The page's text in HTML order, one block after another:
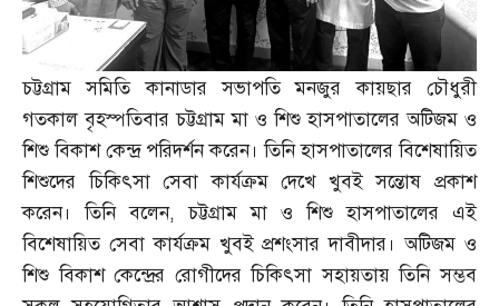
চট্টগ্রাম সমিতি কানাডার সভাপতি মনজুর কায়ছার চৌধুরী
গতকাল বৃহস্পতিবার চট্টগ্রাম মা ও শিশু হাসপাতালের অটিজম ও
শিশু বিকাশ কেন্দ্র পরিদর্শন করেন। তিনি হাসপাতালের বিশেষায়িত
শিশুদের চিকিৎসা সেবা কার্যক্রম দেখে খুবই সন্তোষ প্রকাশ
করেন। তিনি বলেন,চট্টগ্রাম মা ও শিশু হাসপাতালের এই
বিশেষায়িত সেবা কার্যক্রম খুবই প্রশংসার দাবীদার। অটিজম ও
শিশু বিকাশ কেন্দ্রের রোগীদের চিকিৎসা সহায়তায় তিনি সম্ভব